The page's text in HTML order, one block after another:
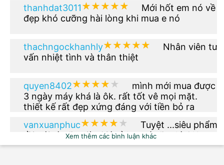
thanhdat3011★★★★★
★★★★★
Mới hốt em nó về
đẹp khó cưỡng hài lòng khi mua e nó
thachngockhanhly★★★★★
★★★★★
Nhân viên tư
vấn nhiệt tình và thân thiệt
quyen8402★★★★★
★★★★★
mình mới mua được
3 ngày máy khá là ôk. rất tốt vê mọi mặt.
thiết kế rất đẹp xứng đáng với tiền bỏ ra
vanxuanphuc★★★★★
★★★★★
Tuyệt ...siêu phẩm
rồi nói gì nữa giờ. Giá rẻ hơn tí nữa thì OK.
Xem thêm các bình luận khác